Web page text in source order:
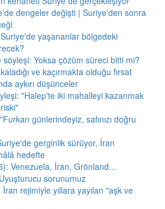
dengeler değişti | Suriye'den sonra
yaşananlar bölgedeki
Yoksa çözüm süreci bitti mi?
ve kaçırmakta olduğu fırsat
aykırı düşünceler
"Halep'te iki mahalleyi kazanmak
günlerindeyiz, safınızı doğru
gerginlik sürüyor, İran
hedefte
Venezuela, İran, Grönland...
sorunumuz
İran rejimiyle yıllara yayılan "aşk ve